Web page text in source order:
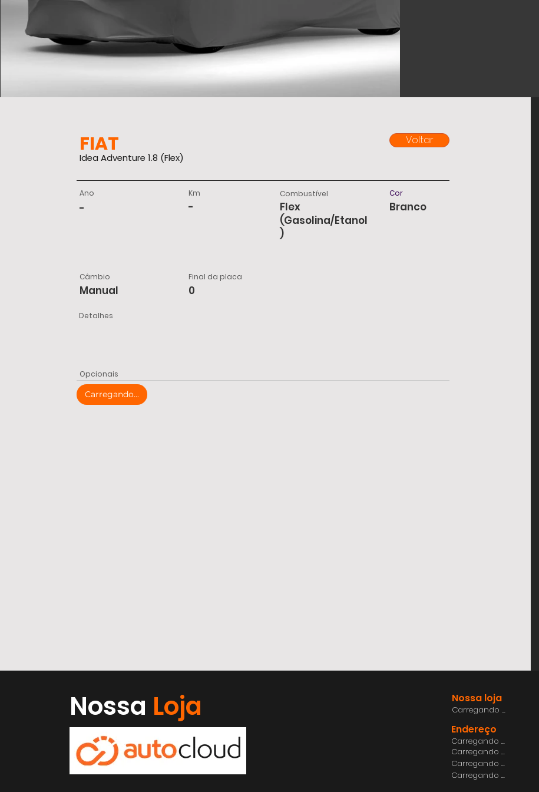
FIAT
Idea Adventure 1.8 (Flex)
Voltar
Ano
-
Km
-
Combustível
Flex
(Gasolina/Etanol
)
Cor
Branco
Câmbio
Manual
Final da placa
0
Detalhes
Opcionais
Carregando...
Nossa Loja Nossa loja
Carregando ...
Endereço
Carregando ...
Carregando ...
Carregando ...
Carregando ...